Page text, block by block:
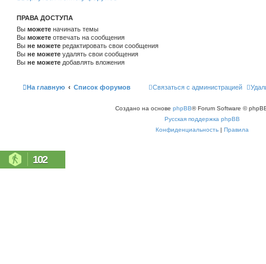
ПРАВА ДОСТУПА
Вы можете начинать темы
Вы можете отвечать на сообщения
Вы не можете редактировать свои сообщения
Вы не можете удалять свои сообщения
Вы не можете добавлять вложения
На главную Список форумов Связаться с администрацией
Создано на основе phpBB® Forum Software ©
Русская поддержка phpBB
Конфиденциальность | Правила
102